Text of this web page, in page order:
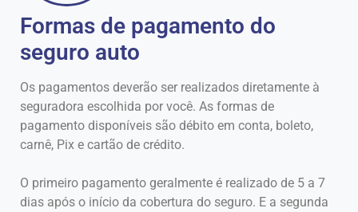
Formas de pagamento do
seguro auto
Os pagamentos deverão ser realizados diretamente à
seguradora escolhida por você. As formas de
pagamento disponíveis são débito em conta, boleto,
carnê, Pix e cartão de crédito.
O primeiro pagamento geralmente é realizado de 5 a 7
dias após o início da cobertura do seguro. E a segunda